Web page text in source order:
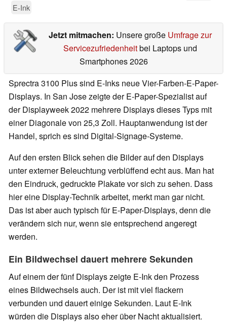
E-Ink
Jetzt mitmachen: Unsere große Umfrage zur
Servicezufriedenheitbei Laptops und
Smartphones 2026
Sprectra 3100 Plus sind E-Inks neue Vier-Farben-E-Paper-
Displays. In San Jose zeigte der E-Paper-Spezialist auf
der Displayweek 2022 mehrere Displays dieses Typs mit
einer Diagonale von 25,3 Zoll. Hauptanwendung ist der
Handel, sprich es sind Digital-Signage-Systeme.
Auf den ersten Blick sehen die Bilder auf den Displays
unter externer Beleuchtung verblüffend echt aus. Man hat
den Eindruck, gedruckte Plakate vor sich zu sehen. Dass
hier eine Display-Technik arbeitet, merkt man gar nicht.
Das ist aber auch typisch für E-Paper-Displays, denn die
verändern sich nur, wenn sie entsprechend angeregt
werden.
Ein Bildwechsel dauert mehrere Sekunden
Auf einem der fünf Displays zeigte E-Ink den Prozess
eines Bildwechsels auch. Der ist mit viel flackern
verbunden und dauert einige Sekunden. Laut E-Ink
würden die Displays also eher über Nacht aktualisiert.